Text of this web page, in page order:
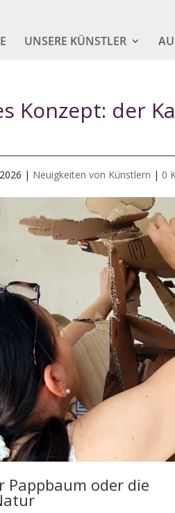
UNSERE KÜNSTLER
Konzept: der
| Neuigkeiten von Künstlern | 0
Pappbaum oder die